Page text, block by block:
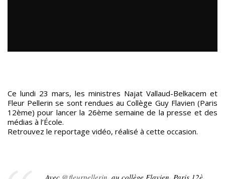
Ce lundi 23 mars, les ministres Najat Vallaud-Belkacem et
Fleur Pellerin se sont rendues au Collège Guy Flavien (Paris
12ème) pour lancer la 26ème semaine de la presse et des
médias à l’École.
Retrouvez le reportage vidéo, réalisé à cette occasion.